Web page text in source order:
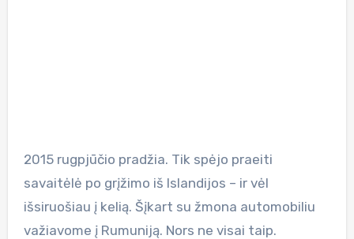
2015 rugpjūčio pradžia. Tik spėjo praeiti
savaitėlė po grįžimo iš Islandijos – ir vėl
išsiruošiau į kelią. Šįkart su žmona automobiliu
važiavome į Rumuniją. Nors ne visai taip.